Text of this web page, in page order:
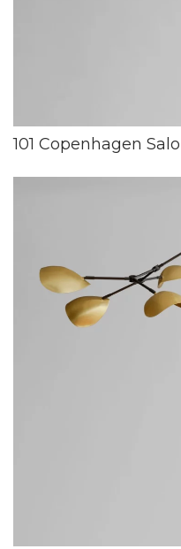
101 Copenhagen